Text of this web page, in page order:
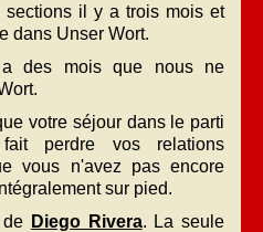
sections il y a trois mois et
dans Unser Wort.
mois que nous ne
votre séjour dans le parti
perdre vos relations
vous n'avez pas encore
sur pied.
Diego Rivera. La seule